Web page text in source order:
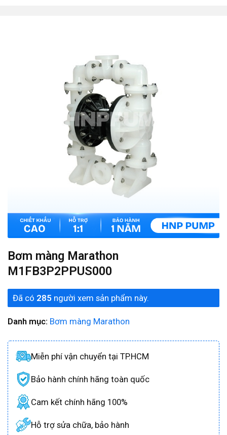
Bơm màng Marathon
M1FB3P2PPUS000
Đã có 285 người xem sản phẩm này.
Danh mục: Bơm màng Marathon
Miễn phí vận chuyển tại TP.HCM
Bảo hành chính hãng toàn quốc
Cam kết chính hãng 100%
Hỗ trợ sửa chữa, bảo hành